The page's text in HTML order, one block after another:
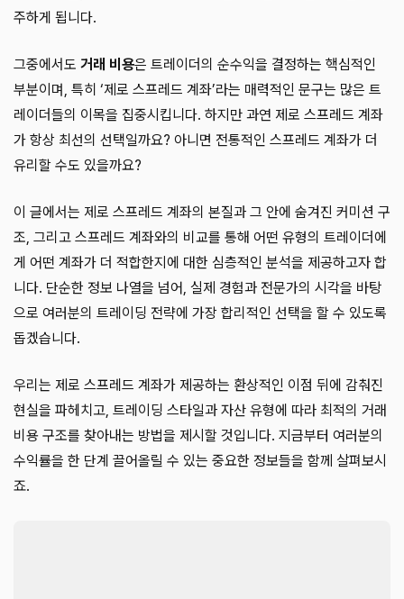
주하게 됩니다.
그중에서도 거래 비용은 트레이더의 순수익을 결정하는 핵심적인
부분이며, 특히 ‘제로 스프레드 계좌’라는 매력적인 문구는 많은 트
레이더들의 이목을 집중시킵니다. 하지만 과연 제로 스프레드 계좌
가 항상 최선의 선택일까요? 아니면 전통적인 스프레드 계좌가 더
유리할 수도 있을까요?
이 글에서는 제로 스프레드 계좌의 본질과 그 안에 숨겨진 커미션 구
조, 그리고 스프레드 계좌와의 비교를 통해 어떤 유형의 트레이더에
게 어떤 계좌가 더 적합한지에 대한 심층적인 분석을 제공하고자 합
니다. 단순한 정보 나열을 넘어, 실제 경험과 전문가의 시각을 바탕
으로 여러분의 트레이딩 전략에 가장 합리적인 선택을 할 수 있도록
돕겠습니다.
우리는 제로 스프레드 계좌가 제공하는 환상적인 이점 뒤에 감춰진
현실을 파헤치고, 트레이딩 스타일과 자산 유형에 따라 최적의 거래
비용 구조를 찾아내는 방법을 제시할 것입니다. 지금부터 여러분의
수익률을 한 단계 끌어올릴 수 있는 중요한 정보들을 함께 살펴보시
죠.